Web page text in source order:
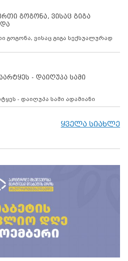
აგრძელებს მათი
აქტიურად დგამს ნაბიჯებს მათი
გოგონა, ვისაც გიგა
გოგონა, ვისაც გიგა სექსუალურად
- დაიღუპა სამი
- დაიღუპა სამი ადამიანი
ყველა სიახლე